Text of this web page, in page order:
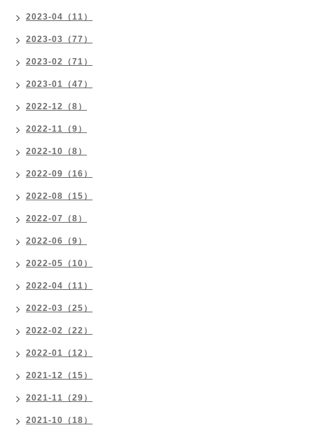
2023-04（11）
2023-03（77）
2023-02（71）
2023-01（47）
2022-12（8）
2022-11（9）
2022-10（8）
2022-09（16）
2022-08（15）
2022-07（8）
2022-06（9）
2022-05（10）
2022-04（11）
2022-03（25）
2022-02（22）
2022-01（12）
2021-12（15）
2021-11（29）
2021-10（18）